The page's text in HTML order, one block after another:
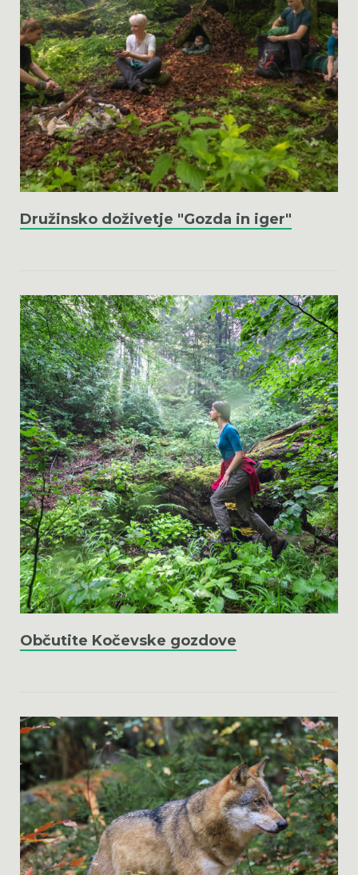
Družinsko doživetje "Gozda in iger"
Občutite Kočevske gozdove